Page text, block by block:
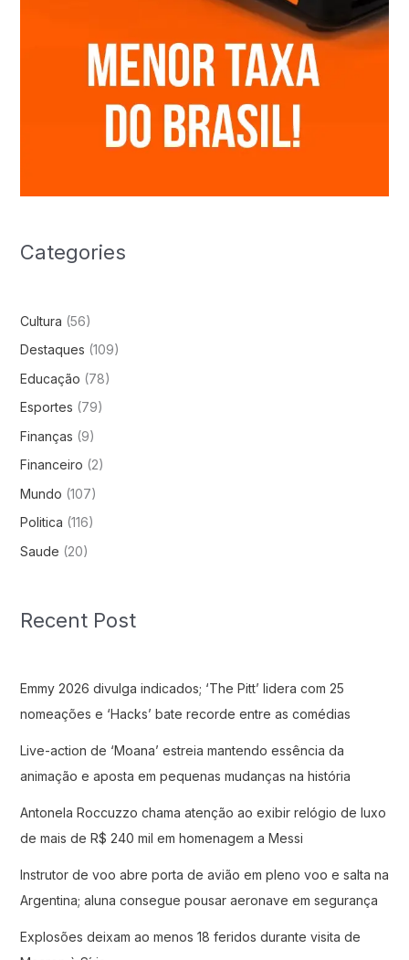
Categories
Cultura (56)
Destaques (109)
Educação (78)
Esportes (79)
Finanças (9)
Financeiro (2)
Mundo (107)
Politica (116)
Saude (20)
Recent Post
Emmy 2026 divulga indicados; ‘The Pitt’ lidera com 25
nomeações e ‘Hacks’ bate recorde entre as comédias
Live-action de ‘Moana’ estreia mantendo essência da
animação e aposta em pequenas mudanças na história
Antonela Roccuzzo chama atenção ao exibir relógio de luxo
de mais de R$ 240 mil em homenagem a Messi
Instrutor de voo abre porta de avião em pleno voo e salta na
Argentina; aluna consegue pousar aeronave em segurança
Explosões deixam ao menos 18 feridos durante visita de